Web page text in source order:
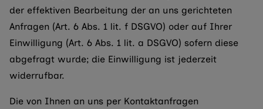
der effektiven Bearbeitung der an uns gerichteten
Anfragen (Art. 6 Abs. 1 lit. f DSGVO) oder auf Ihrer
Einwilligung (Art. 6 Abs. 1 lit. a DSGVO) sofern diese
abgefragt wurde; die Einwilligung ist jederzeit
widerrufbar.
Die von Ihnen an uns per Kontaktanfragen